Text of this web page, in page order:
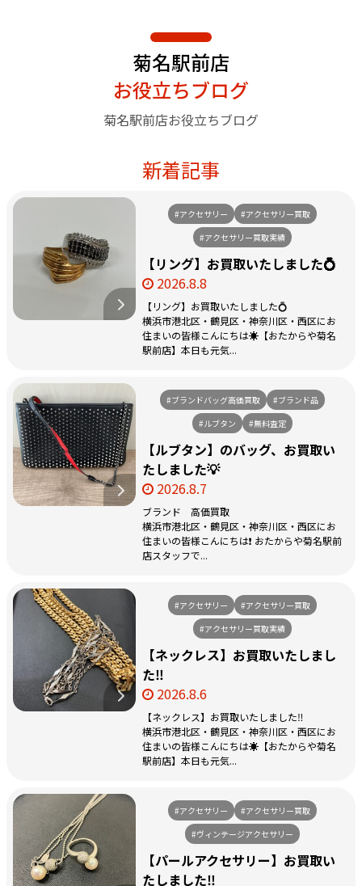
菊名駅前店
お役立ちブログ
菊名駅前店お役立ちブログ
新着記事
#アクセサリー
#アクセサリー買取
#アクセサリー買取実績
【リング】お買取いたしました💍
2026.8.8
【リング】お買取いたしました💍
横浜市港北区・鶴見区・神奈川区・西区にお
住まいの皆様こんにちは☀️【おたからや菊名
駅前店】本日も元気...
#ブランドバッグ高価買取
#ブランド品
#ルブタン
#無料査定
【ルブタン】のバッグ、お買取い
たしました💡
2026.8.7
ブランド 高価買取
横浜市港北区・鶴見区・神奈川区・西区にお
住まいの皆様こんにちは❗️ おたからや菊名駅前
店スタッフで...
#アクセサリー
#アクセサリー買取
#アクセサリー買取実績
【ネックレス】お買取いたしまし
た‼️
2026.8.6
【ネックレス】お買取いたしました‼️
横浜市港北区・鶴見区・神奈川区・西区にお
住まいの皆様こんにちは☀️【おたからや菊名
駅前店】本日も元気...
#アクセサリー
#アクセサリー買取
#ヴィンテージアクセサリー
【パールアクセサリー】お買取い
たしました‼️